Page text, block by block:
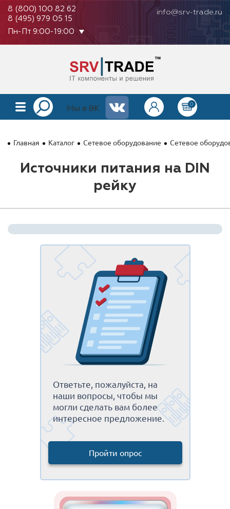
8 (800) 100 82 62
8 (495) 979 05 15
info@srv-trade.ru
Пн-Пт 9:00-19:00
КАТАЛОГ
ОПЛАТА
ГАРАНТИЯ
КОНТАКТЫ
Мы в ВК 0
Главная Каталог Сетевое оборудование Сетевое
Источники питания на DIN
рейку
Ответьте, пожалуйста, на
наши вопросы, чтобы мы
могли сделать вам более
интересное предложение.
Пройти опрос